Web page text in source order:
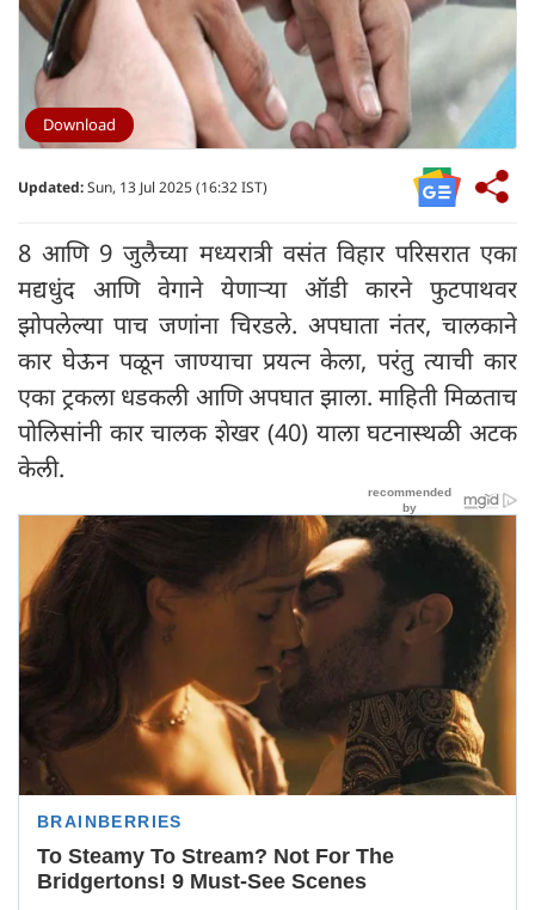
Download
Updated:Sun, 13 Jul 2025 (16:32 IST)
8 आणि 9 जुलैच्या मध्यरात्री वसंत विहार परिसरात एका
मद्यधुंद आणि वेगाने येणाऱ्या ऑडी कारने फुटपाथवर
झोपलेल्या पाच जणांना चिरडले. अपघाता नंतर, चालकाने
कार घेऊन पळून जाण्याचा प्रयत्न केला, परंतु त्याची कार
एका ट्रकला धडकली आणि अपघात झाला. माहिती मिळताच
पोलिसांनी कार चालक शेखर (40) याला घटनास्थळी अटक
केली.